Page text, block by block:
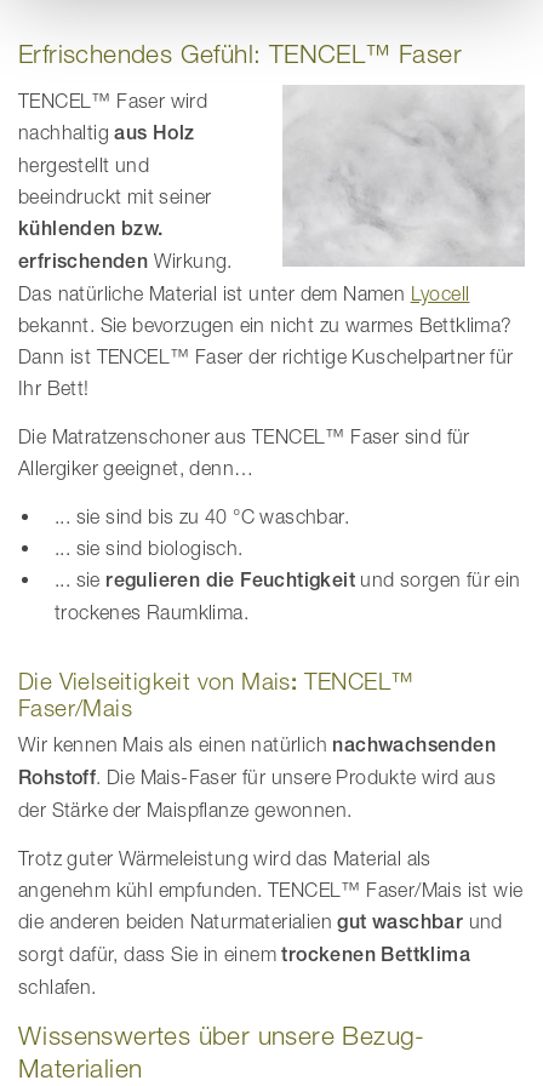
Erfrischendes Gefühl: TENCEL™ Faser
TENCEL™ Faser wird
nachhaltigaus Holz
hergestellt und
beeindruckt mit seiner
kühlenden bzw.
erfrischenden Wirkung.
Das natürliche Material ist unter dem Namen Lyocell
bekannt. Sie bevorzugen ein nicht zu warmes Bettklima?
Dann ist TENCEL™ Faser der richtige Kuschelpartner für
Ihr Bett!
Die Matratzenschoner aus TENCEL™ Faser sind für
Allergiker geeignet, denn…
... sie sind bis zu 40 °C waschbar.
... sie sind biologisch.
... sie regulieren die Feuchtigkeit und sorgen für ein
trockenes Raumklima.
Die Vielseitigkeit von Mais: TENCEL™
Faser/Mais
Wir kennen Mais als einen natürlich nachwachsenden
Rohstoff. Die Mais-Faser für unsere Produkte wird aus
der Stärke der Maispflanze gewonnen.
Trotz guter Wärmeleistung wird das Material als
angenehm kühl empfunden. TENCEL™ Faser/Mais ist wie
die anderen beiden Naturmaterialiengut waschbar und
sorgt dafür, dass Sie in einemtrockenen Bettklima
schlafen.
Wissenswertes über unsere Bezug-
Materialien